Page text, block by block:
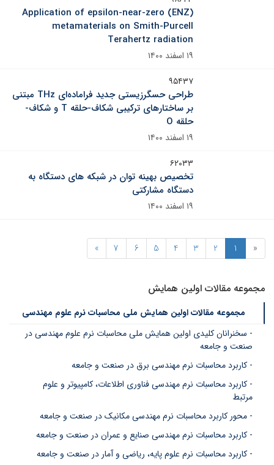
Application of epsilon-near-zero (ENZ)
metamaterials on Smith-Purcell
Terahertz radiation
۱۹ اسفند ۱۴۰۰
۹۵۴۳۷
طراحی حسگرزیستی جدید فراماده‌ای THz مبتنی
بر ساختارهای ترکیبی شکاف-حلقه T و شکاف-
حلقه O
۱۹ اسفند ۱۴۰۰
۶۲۰۳۳
تخصیص بهینه توان در شبکه های دستگاه به
دستگاه مشارکتی
۱۹ اسفند ۱۴۰۰
«
1
2
3
4
5
6
7
»
مجموعه مقالات اولین همایش
مجموعه مقالات اولین همایش ملی محاسبات نرم علوم مهندسی
- سخنرانان کلیدی اولین همایش ملی محاسبات نرم علوم مهندسی در
صنعت و جامعه
- کاربرد محاسبات نرم مهندسی برق در صنعت و جامعه
- کاربرد محاسبات نرم مهندسی فناوری اطلاعات، کامپیوتر و علوم
مرتبط
- محور کاربرد محاسبات نرم مهندسی مکانیک در صنعت و جامعه
- کاربرد محاسبات نرم مهندسی صنایع و عمران در صنعت و جامعه
- کاربرد محاسبات نرم علوم پایه، ریاضی و آمار در صنعت و جامعه